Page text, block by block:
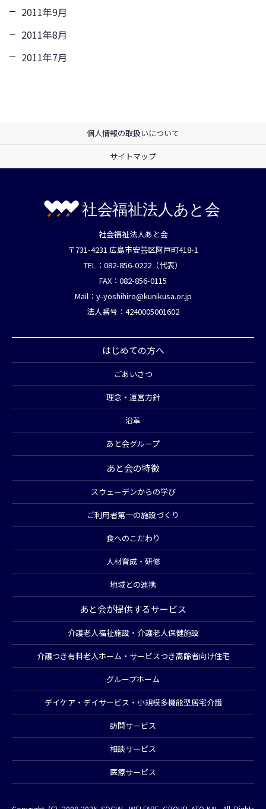
2011年9月
2011年8月
2011年7月
個人情報の取扱いについて
サイトマップ
社会福祉法人あと会
〒731-4231 広島市安芸区阿戸町418-1
TEL：082-856-0222（代表）
FAX：082-856-0115
Mail： y-yoshihiro@kunikusa.or.jp
法人番号：4240005001602
はじめての方へ
ごあいさつ
理念・運営方針
沿革
あと会グループ
あと会の特徴
スウェーデンからの学び
ご利用者第一の施設づくり
食へのこだわり
人材育成・研修
地域との連携
あと会が提供するサービス
介護老人福祉施設・介護老人保健施設
介護つき有料老人ホーム・サービスつき高齢者向け住宅
グループホーム
デイケア・デイサービス・小規模多機能型居宅介護
訪問サービス
相談サービス
医療サービス